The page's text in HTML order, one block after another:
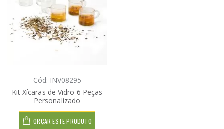
Cód: INV08295
Kit Xícaras de Vidro 6 Peças
Personalizado
ORÇAR ESTE PRODUTO